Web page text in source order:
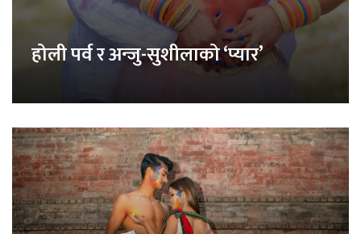
होली पर्व र अन्जु-सुशीलाको ‘प्यार’